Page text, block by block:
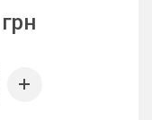
грн